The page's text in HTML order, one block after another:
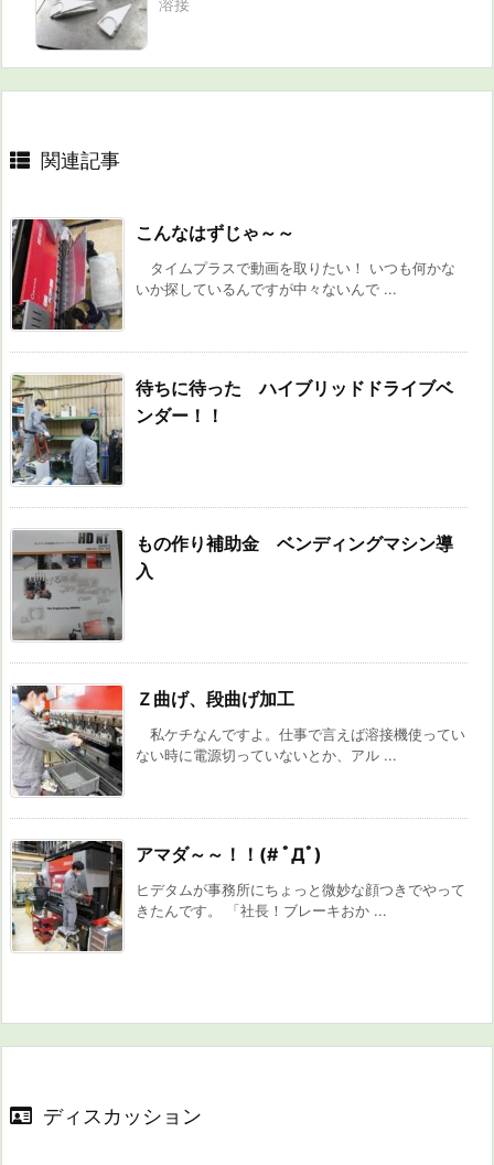
関連記事
こんなはずじゃ～～
タイムプラスで動画を取りたい！ いつも何かな
いか探しているんですが中々ないんで ...
待ちに待った ハイブリッドドライブベ
ンダー！！
もの作り補助金 ベンディングマシン導
入
Ｚ曲げ、段曲げ加工
私ケチなんですよ。仕事で言えば溶接機使ってい
ない時に電源切っていないとか、アル ...
アマダ～～！！(# ﾟДﾟ)
ヒデタムが事務所にちょっと微妙な顔つきでやって
きたんです。 「社長！ブレーキおか ...
ディスカッション